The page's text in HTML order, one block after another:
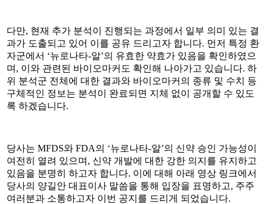
다만, 현재 추가 분석이 진행되는 과정에서 일부 의미 있는 결
과가 도출되고 있어 이를 공유 드리고자 합니다. 먼저 특정 환
자군에서 ‘뉴로나타-알’의 유효한 약효가 있음을 확인하였으
며 , 이와 관련된 바이오마커도 확인해 나아가고 있습니다. 하
위 분석군 전체에 대한 결과와 바이오마커의 종류 및 수치 등
구체적인 정보는 분석이 완료되면 지체 없이 공개할 수 있도
록 하겠습니다.
당사는 MFDS와 FDA의 ‘뉴로나타-알’의 신약 승인 가능성이
여전히 열려 있으며 , 신약 개발에 대한 강한 의지를 유지하고
있음을 분명히 하고자 합니다. 이에 대해 아래 영상 링크에서
당사의 양길안 대표이사 말씀을 통해 입장을 표명하고, 주주
여러분과 소통하고자 이번 공지를 드리게 되었습니다.